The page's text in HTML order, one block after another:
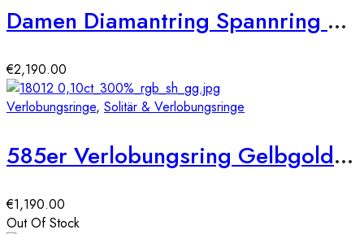
Damen Diamantring Spannring Gelbgold 0,50 carat Solitärring Verlobungsring
€2,190.00
Verlobungsringe, Solitär & Verlobungsringe
585er Verlobungsring Gelbgold 0,25 ct.
€1,190.00
Out Of Stock